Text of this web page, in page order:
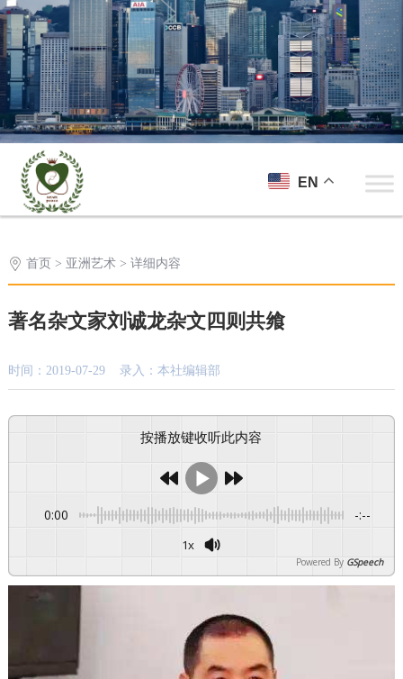
EN
首页 > 亚洲艺术> 详细内容
著名杂文家刘诚龙杂文四则共飨
时间：2019-07-29 录入：本社编辑部
按播放键收听此内容
0:00 -:--
1x
Powered By GSpeech